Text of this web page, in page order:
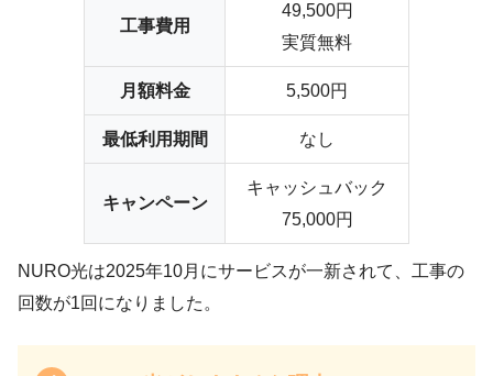
工事費用
49,500円
実質無料
月額料金 5,500円
最低利用期間 なし
キャンペーン
キャッシュバック
75,000円
NURO光は2025年10月にサービスが一新されて、工事の
回数が1回になりました。